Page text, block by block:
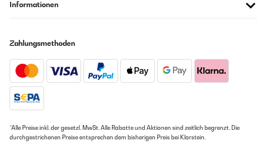
Informationen
Zahlungsmethoden
*Alle Preise inkl. der gesetzl. MwSt. Alle Rabatte und Aktionen sind zeitlich begrenzt. Die
durchgestrichenen Preise entsprechen dem bisherigen Preis bei Klarstein.